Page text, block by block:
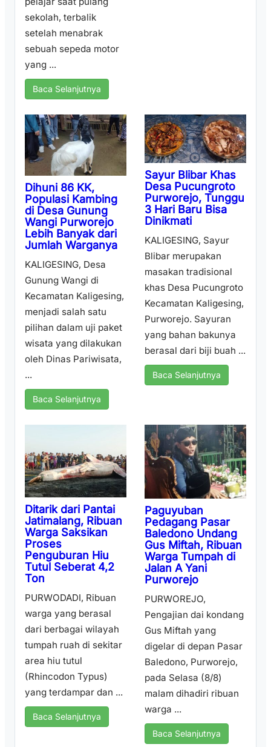
sekolah, terbalik
setelah menabrak
sebuah sepeda motor
yang ...
Baca Selanjutnya
Dihuni 86 KK,
Populasi Kambing
di Desa Gunung
Wangi Purworejo
Lebih Banyak dari
Jumlah Warganya
KALIGESING, Desa
Gunung Wangi di
Kecamatan Kaligesing,
menjadi salah satu
pilihan dalam uji paket
wisata yang dilakukan
oleh Dinas Pariwisata,
...
Baca Selanjutnya
Sayur Blibar Khas
Desa Pucungroto
Purworejo, Tunggu
3 Hari Baru Bisa
Dinikmati
KALIGESING, Sayur
Blibar merupakan
masakan tradisional
khas Desa Pucungroto
Kecamatan Kaligesing,
Purworejo. Sayuran
yang bahan bakunya
berasal dari biji buah ...
Baca Selanjutnya
Ditarik dari Pantai
Jatimalang, Ribuan
Warga Saksikan
Proses
Penguburan Hiu
Tutul Seberat 4,2
Ton
PURWODADI, Ribuan
warga yang berasal
dari berbagai wilayah
tumpah ruah di sekitar
area hiu tutul
(Rhincodon Typus)
yang terdampar dan ...
Baca Selanjutnya
Paguyuban
Pedagang Pasar
Baledono Undang
Gus Miftah, Ribuan
Warga Tumpah di
Jalan A Yani
Purworejo
PURWOREJO,
Pengajian dai kondang
Gus Miftah yang
digelar di depan Pasar
Baledono, Purworejo,
pada Selasa (8/8)
malam dihadiri ribuan
warga ...
Baca Selanjutnya